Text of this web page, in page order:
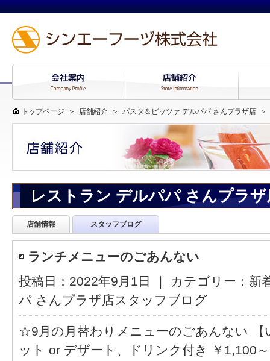
トップページ ＞ 店舗紹介 ＞ パスタ＆ピッツァ デルパパ さんプラザ店 ＞
レストラン デルパパ さんプラ
店舗情報 スタッフブログ
ランチメニューのごあんない
投稿日：2022年9月1日 ｜ カテゴリー： 新
パ さんプラザ店スタッフブログ
☆9月の月替わりメニューのごあんない 【
ット or デザート、ドリンク付き ￥1,100